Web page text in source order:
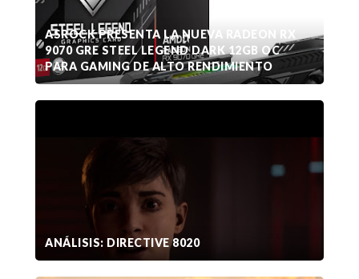
ASROCK PRESENTA LA NUEVA RADEON RX
9070 GRE STEEL LEGEND DARK 12GB OC
PARA GAMING DE ALTO RENDIMIENTO
ANÁLISIS: DIRECTIVE 8020